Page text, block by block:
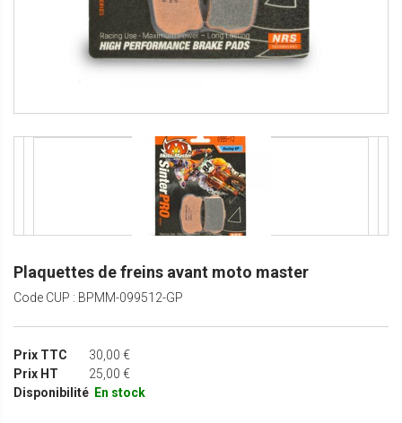
Plaquettes de freins avant moto master
Code CUP : BPMM-099512-GP
Prix TTC
30,00 €
Prix HT
25,00 €
Disponibilité En stock